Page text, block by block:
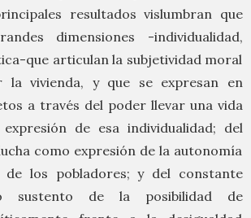
resultados vislumbran que
dimensiones -individualidad,
que articulan la subjetividad moral
la vivienda, y que se expresan en
a través del poder llevar una vida
de esa individualidad; del
como expresión de la autonomía
de los pobladores; y del constante
sustento de la posibilidad de